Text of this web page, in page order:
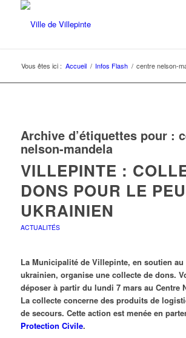
Vous êtes ici : Accueil / Infos Flash / centre nelson-
Archive d’étiquettes pour :
nelson-mandela
VILLEPINTE :
DONS POUR LE
UKRAINIEN
ACTUALITÉS
La Municipalité de Villepinte, en soutien au
ukrainien, organise une collecte de dons.
déposer à partir du lundi 7 mars au Centre
La collecte concerne des produits de
de secours. Cette action est menée en
Protection Civile.